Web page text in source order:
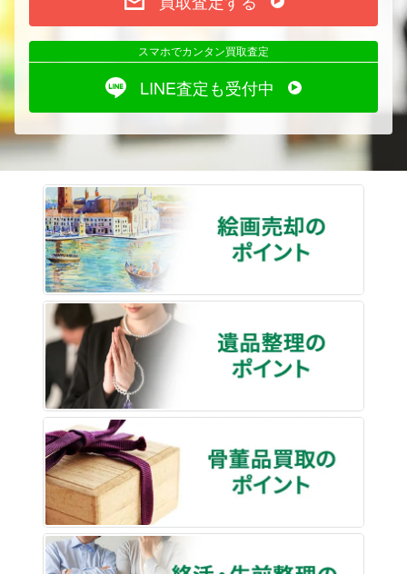
スマホでカンタン買取査定
LINE査定も受付中